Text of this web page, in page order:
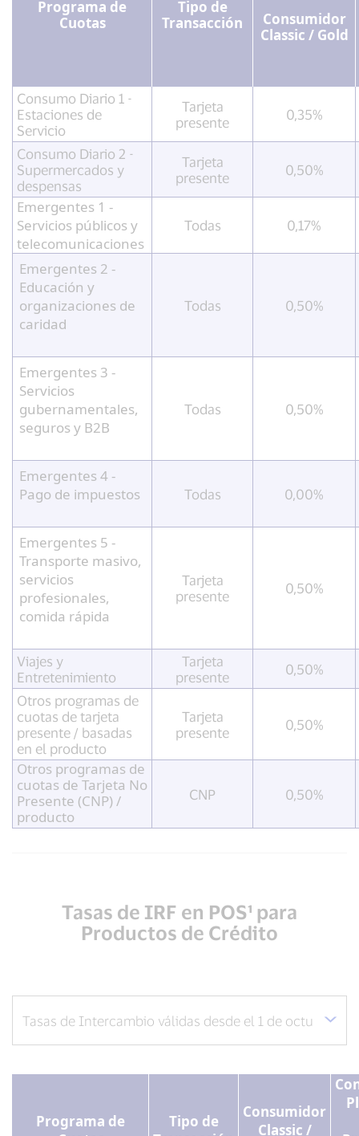
Programa de
Cuotas
Tipo de
Transacción
Consumidor
Classic / Gold
Consumo Diario 1 -
Estaciones de
Servicio
Tarjeta
presente
0,35%
Consumo Diario 2 -
Supermercados y
despensas
Tarjeta
presente
0,50%
Emergentes 1 -
Servicios públicos y
telecomunicaciones
Todas 0,17%
Emergentes 2 -
Educación y
organizaciones de
caridad
Todas 0,50%
Emergentes 3 -
Servicios
gubernamentales,
seguros y B2B
Todas 0,50%
Emergentes 4 -
Pago de impuestos
Todas 0,00%
Emergentes 5 -
Transporte masivo,
servicios
profesionales,
comida rápida
Tarjeta
presente
0,50%
Viajes y
Entretenimiento
Tarjeta
presente
0,50%
Otros programas de
cuotas de tarjeta
presente / basadas
en el producto
Tarjeta
presente
0,50%
Otros programas de
cuotas de Tarjeta No
Presente (CNP) /
producto
CNP 0,50%
Tasas de IRF en POS¹ para
Productos de Crédito
Programa de
Tipo de
Consumidor
Classic /